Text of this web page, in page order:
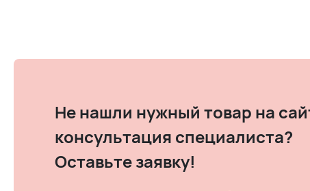
Не нашли нужный товар на
консультация специалиста?
Оставьте заявку!